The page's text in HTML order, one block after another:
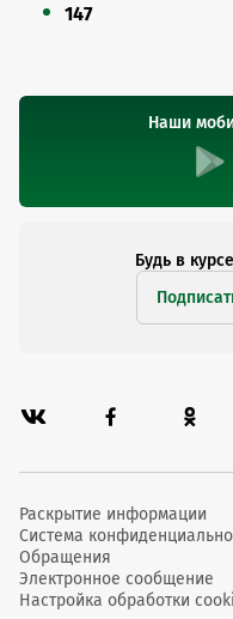
147
Наши
Будь в
Раскрытие информации
Система
Обращения
Электронное сообщение
Настройка обработки